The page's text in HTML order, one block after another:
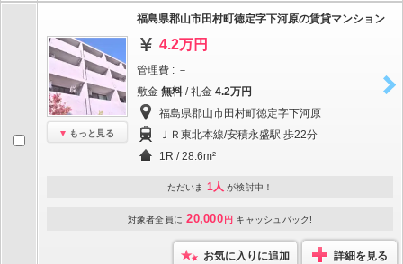
もっと見る
福島県郡山市田村町徳定字下河原の賃貸マンション
4.2万円
管理費 : －
敷金 無料 / 礼金 4.2万円
福島県郡山市田村町徳定字下河原
ＪＲ東北本線/安積永盛駅 歩22分
1R / 28.6m²
ただいま 1人 が検討中！
対象者全員に 20,000 円 キャッシュバック!
お気に入りに追加 詳細を見る